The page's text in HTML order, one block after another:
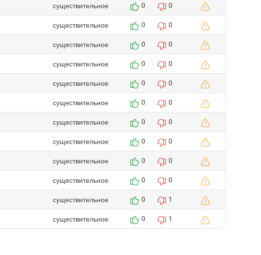
существительное 0 0
существительное 0 0
существительное 0 0
существительное 0 0
существительное 0 0
существительное 0 0
существительное 0 0
существительное 0 0
существительное 0 0
существительное 0 0
существительное 0 1
существительное 0 1